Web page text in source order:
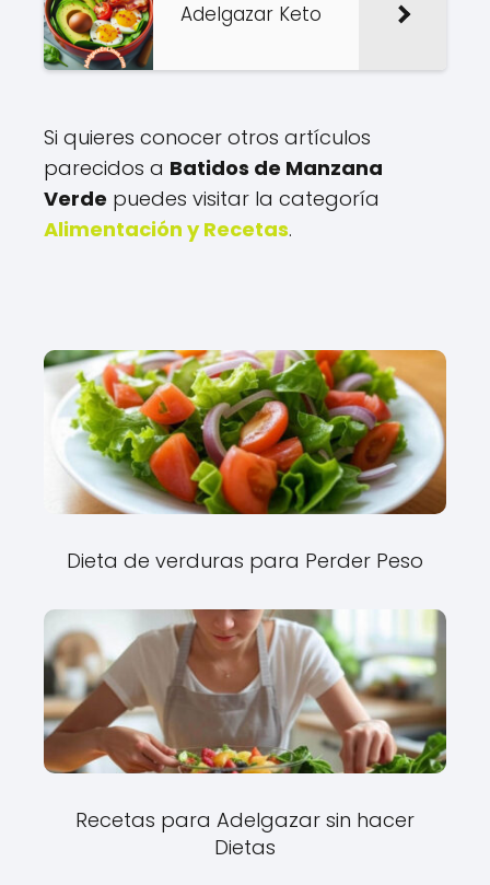
Adelgazar Keto
Si quieres conocer otros artículos
parecidos a Batidos de Manzana
Verde puedes visitar la categoría
Alimentación y Recetas.
Dieta de verduras para Perder Peso
Recetas para Adelgazar sin hacer
Dietas